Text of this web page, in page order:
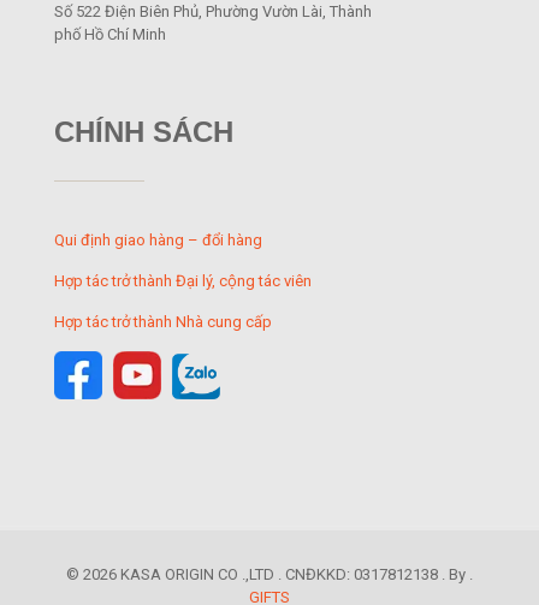
Số 522 Điện Biên Phủ, Phường Vườn Lài, Thành
phố Hồ Chí Minh
CHÍNH SÁCH
Qui định giao hàng – đổi hàng
Hợp tác trở thành Đại lý, cộng tác viên
Hợp tác trở thành Nhà cung cấp
© 2026 KASA ORIGIN CO .,LTD . CNĐKKD: 0317812138 . By .
GIFTS